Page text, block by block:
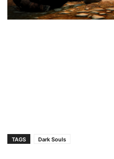
TAGS Dark Souls